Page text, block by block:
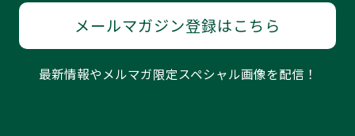
メールマガジン登録はこちら
最新情報やメルマガ限定スペシャル画像を配信！